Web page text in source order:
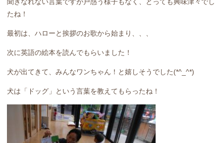
聞きなれない言葉ですが戸惑う様子もなく、とっても興味津々でし
たね！
最初は、ハローと挨拶のお歌から始まり、、、
次に英語の絵本を読んでもらいました！
犬が出てきて、みんなワンちゃん！と嬉しそうでした(*^_^*)
犬は「ドッグ」という言葉を教えてもらったね！